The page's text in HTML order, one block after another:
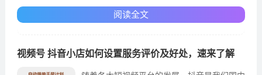
阅读全文
视频号 抖音小店如何设置服务评价及好处，速来了解